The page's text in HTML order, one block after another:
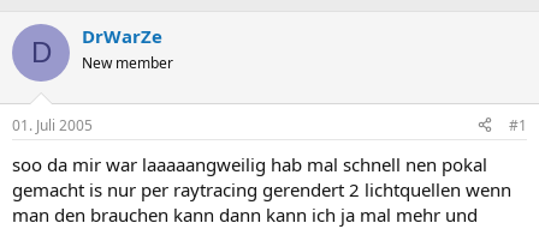
s
e
r
s
e
t
a
D DrWarZe
New member
01. Juli 2005 #1
soo da mir war laaaaangweilig hab mal schnell nen pokal
gemacht is nur per raytracing gerendert 2 lichtquellen wenn
man den brauchen kann dann kann ich ja mal mehr und